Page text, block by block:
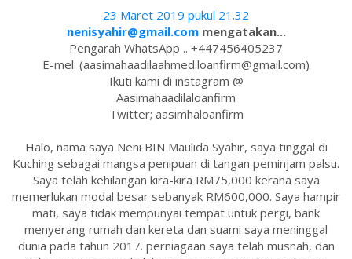
23 Maret 2019 pukul 21.32
nenisyahir@gmail.commengatakan...
Pengarah WhatsApp .. +447456405237
E-mel: (aasimahaadilaahmed.loanfirm@gmail.com)
Ikuti kami di instagram @
Aasimahaadilaloanfirm
Twitter; aasimhaloanfirm
Halo, nama saya Neni BIN Maulida Syahir, saya tinggal di
Kuching sebagai mangsa penipuan di tangan peminjam palsu.
Saya telah kehilangan kira-kira RM75,000 kerana saya
memerlukan modal besar sebanyak RM600,000. Saya hampir
mati, saya tidak mempunyai tempat untuk pergi, bank
menyerang rumah dan kereta dan suami saya meninggal
dunia pada tahun 2017. perniagaan saya telah musnah, dan